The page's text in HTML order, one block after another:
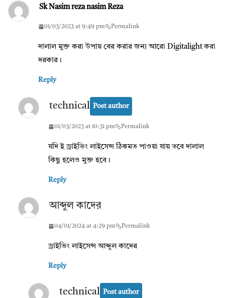
Sk Nasim reza nasim Reza
01/03/2023 at 9:49 pm Permalink
দালাল মুক্ত করা উপায় বের করার জন্য আরো Digitalight করা
দরকার।
Reply
technical Post author
01/03/2023 at 10:31 pm Permalink
যদি ই ড্রাইভিং লাইসেন্স ঠিকমত পাওয়া যায় তবে দালাল
কিছু হলেও মুক্ত হবে।
Reply
আব্দুল কাদের
04/01/2024 at 4:29 pm Permalink
ড্রাইভিং লাইসেন্স আব্দুল কাদের
Reply
technical Post author